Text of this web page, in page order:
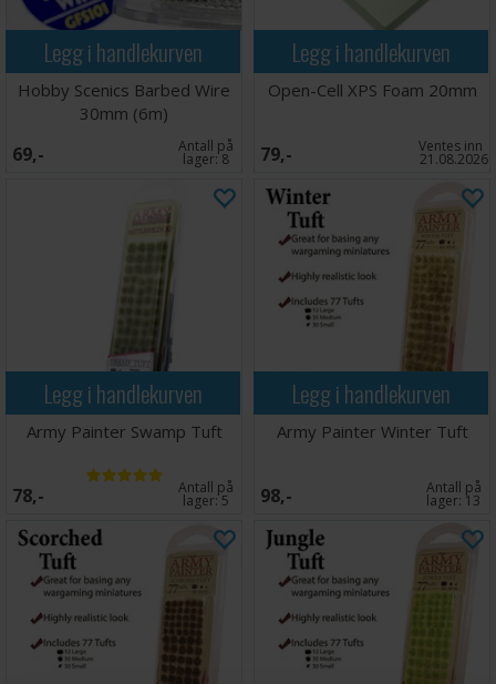
Legg i handlekurven
Hobby Scenics Barbed Wire
30mm (6m)
69,- Antall på
lager:8
Legg i handlekurven
Open-Cell XPS Foam 20mm
79,- Ventes inn
21.08.2026
Legg i handlekurven
Army Painter Swamp Tuft
78,- Antall på
lager:5
Legg i handlekurven
Army Painter Winter Tuft
98,- Antall på
lager: 13